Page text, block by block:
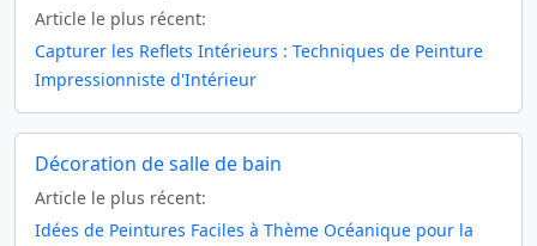
Article le plus récent:
Capturer les Reflets Intérieurs : Techniques de Peinture
Impressionniste d'Intérieur
Décoration de salle de bain
Article le plus récent:
Idées de Peintures Faciles à Thème Océanique pour la